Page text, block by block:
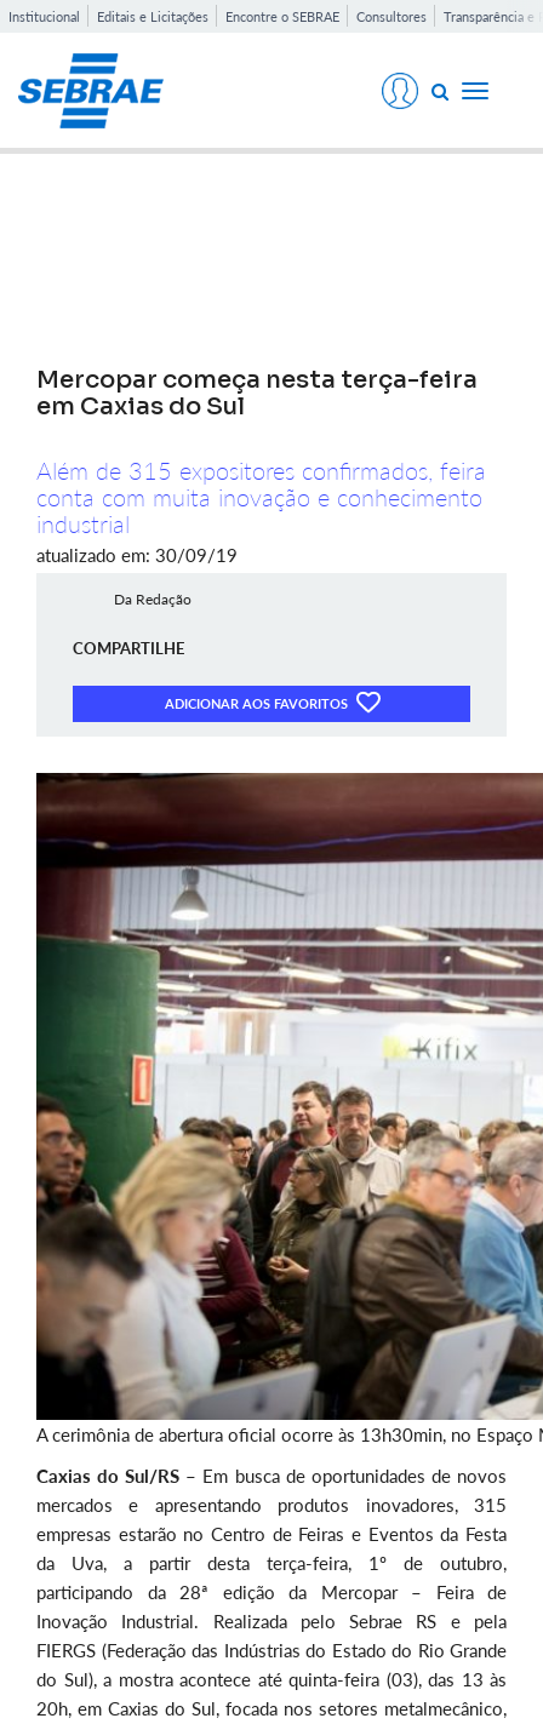
Institucional Editais e Licitações Encontre o SEBRAE Consultores Transparência e
Toggle
Mercopar começa nesta terça-feira
em Caxias do Sul
Além de 315 expositores confirmados, feira
conta com muita inovação e conhecimento
industrial
atualizado em: 30/09/19
Da Redação
COMPARTILHE
ADICIONAR AOS FAVORITOS
A cerimônia de abertura oficial ocorre às 13h30min, no Espaço
Caxias do Sul/RS – Em busca de oportunidades de novos
mercados e apresentando produtos inovadores, 315
empresas estarão no Centro de Feiras e Eventos da Festa
da Uva, a partir desta terça-feira, 1º de outubro,
participando da 28ª edição da Mercopar – Feira de
Inovação Industrial. Realizada pelo Sebrae RS e pela
FIERGS (Federação das Indústrias do Estado do Rio Grande
do Sul), a mostra acontece até quinta-feira (03), das 13 às
20h, em Caxias do Sul, focada nos setores metalmecânico,